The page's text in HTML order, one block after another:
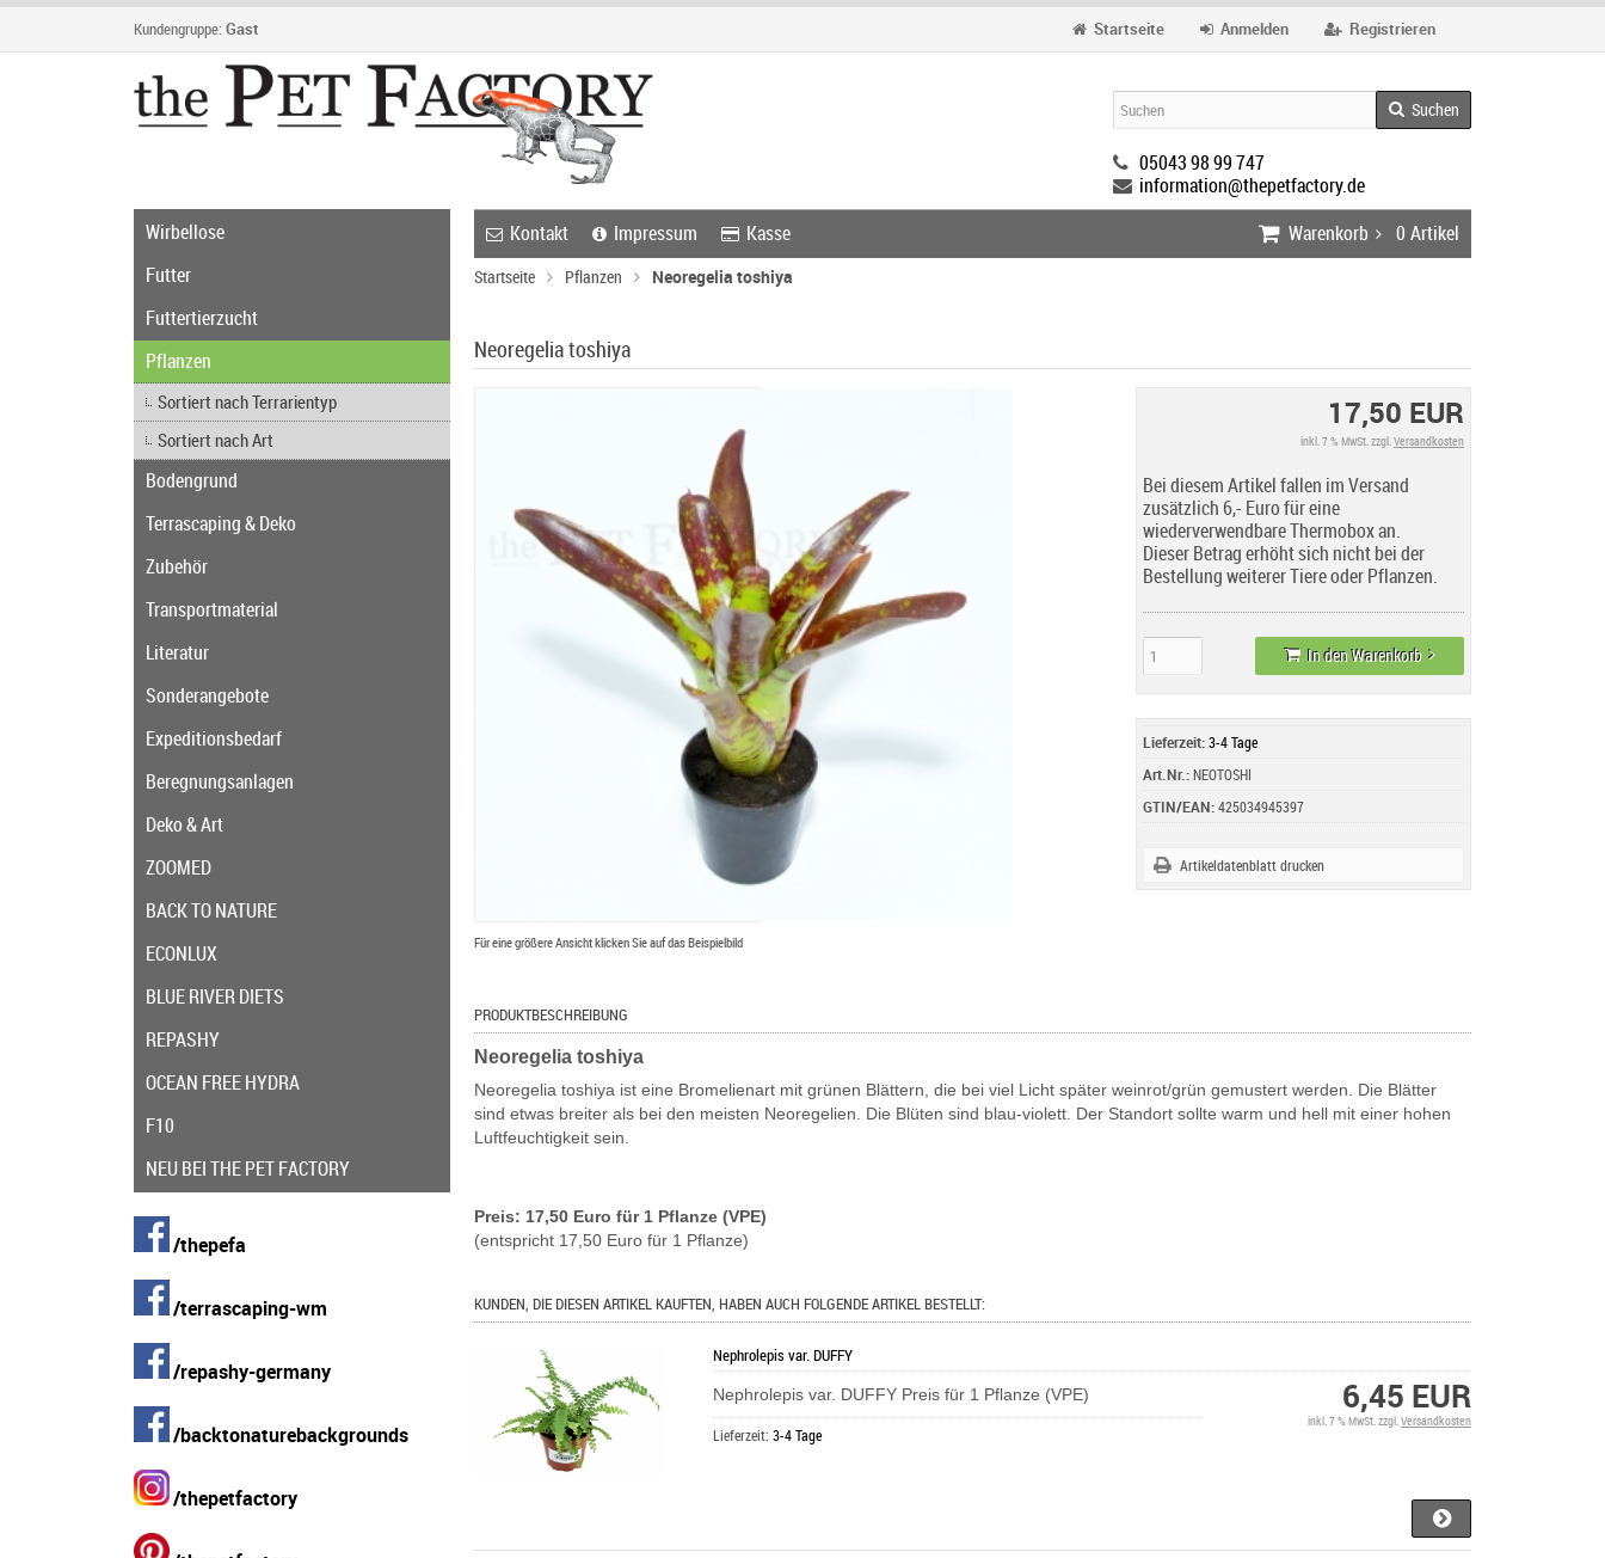
Kundengruppe: Gast Registrieren
Anmelden
Startseite
Suchen
05043 98 99 747
information@thepetfactory.de
Kontakt
Impressum Kasse Warenkorb 0 Artikel
Startseite Pflanzen Neoregelia toshiya
Neoregelia toshiya
Für eine größere Ansicht klicken Sie auf das Beispielbild
17,50 EUR
inkl. 7 % MwSt. zzgl.Versandkosten
Bei diesem Artikel fallen im Versand
zusätzlich 6,- Euro für eine
wiederverwendbare Thermobox an.
Dieser Betrag erhöht sich nicht bei der
Bestellung weiterer Tiere oder Pflanzen.
In den Warenkorb
Lieferzeit:3-4 Tage
Art.Nr.:NEOTOSHI
GTIN/EAN:425034945397
Artikeldatenblatt drucken
PRODUKTBESCHREIBUNG
Neoregelia toshiya
Neoregelia toshiya ist eine Bromelienart mit grünen Blättern, die bei viel Licht später weinrot/grün gemustert werden. Die Blätter
sind etwas breiter als bei den meisten Neoregelien. Die Blüten sind blau-violett. Der Standort sollte warm und hell mit einer hohen
Luftfeuchtigkeit sein.
Preis: 17,50 Euro für 1 Pflanze (VPE)
(entspricht 17,50 Euro für 1 Pflanze)
KUNDEN, DIE DIESEN ARTIKEL KAUFTEN, HABEN AUCH FOLGENDE ARTIKEL BESTELLT:
Nephrolepis var. DUFFY
Nephrolepis var. DUFFY Preis für 1 Pflanze (VPE)
Lieferzeit:3-4 Tage
6,45 EUR
inkl. 7 % MwSt. zzgl. Versandkosten
Wirbellose
Futter
Futtertierzucht
Pflanzen
Sortiert nach Terrarientyp
Sortiert nach Art
Bodengrund
Terrascaping & Deko
Zubehör
Transportmaterial
Literatur
Sonderangebote
Expeditionsbedarf
Beregnungsanlagen
Deko & Art
ZOOMED
BACK TO NATURE
ECONLUX
BLUE RIVER DIETS
REPASHY
OCEAN FREE HYDRA
F10
NEU BEI THE PET FACTORY
/thepefa
/terrascaping-wm
/repashy-germany
/backtonaturebackgrounds
/thepetfactory